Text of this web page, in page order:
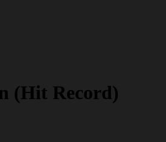
(Hit Record)